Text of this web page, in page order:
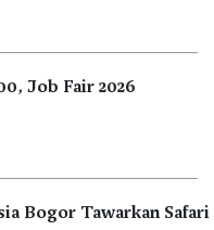
Job Fair 2026
Bogor Tawarkan Safari